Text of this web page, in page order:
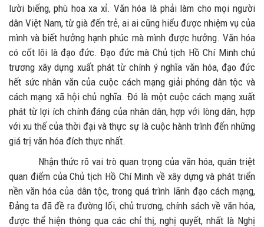
lười biếng, phù hoa xa xỉ. Văn hóa là phải làm cho mọi người
dân Việt Nam, từ già đến trẻ, ai ai cũng hiểu được nhiệm vụ của
mình và biết hưởng hạnh phúc mà mình được hưởng. Văn hóa
có cốt lõi là đạo đức. Đạo đức mà Chủ tịch Hồ Chí Minh chủ
trương xây dựng xuất phát từ chính ý nghĩa văn hóa, đạo đức
hết sức nhân văn của cuộc cách mạng giải phóng dân tộc và
cách mạng xã hội chủ nghĩa. Đó là một cuộc cách mạng xuất
phát từ lợi ích chính đáng của nhân dân, hợp với lòng dân, hợp
với xu thế của thời đại và thực sự là cuộc hành trình đến những
giá trị văn hóa đích thực nhất.
Nhận thức rõ vai trò quan trọng của văn hóa, quán triệt
quan điểm của Chủ tịch Hồ Chí Minh về xây dựng và phát triển
nền văn hóa của dân tộc, trong quá trình lãnh đạo cách mạng,
Đảng ta đã đề ra đường lối, chủ trương, chính sách về văn hóa,
được thể hiện thông qua các chỉ thị, nghị quyết, nhất là Nghị